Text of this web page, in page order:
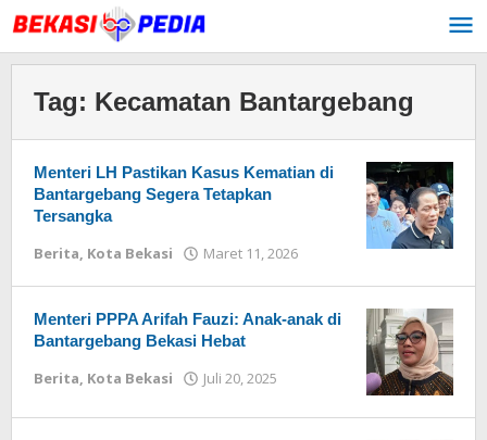
Lewati
ke
konten
Tag: Kecamatan Bantargebang
Menteri LH Pastikan Kasus Kematian di
Bantargebang Segera Tetapkan
Tersangka
Berita, Kota Bekasi Maret 11, 2026
Menteri PPPA Arifah Fauzi: Anak-anak di
Bantargebang Bekasi Hebat
Berita, Kota Bekasi Juli 20, 2025